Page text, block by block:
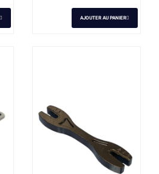
AJOUTER AU PANIER